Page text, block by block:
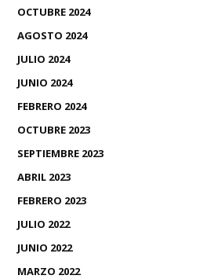
OCTUBRE 2024
AGOSTO 2024
JULIO 2024
JUNIO 2024
FEBRERO 2024
OCTUBRE 2023
SEPTIEMBRE 2023
ABRIL 2023
FEBRERO 2023
JULIO 2022
JUNIO 2022
MARZO 2022